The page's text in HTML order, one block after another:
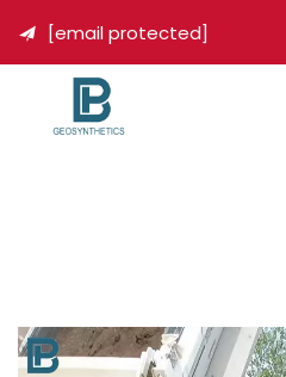
 [email protected]